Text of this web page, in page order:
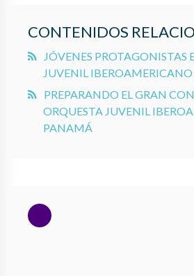
CONTENIDOS
JÓVENES PROTAGONISTAS
JUVENIL
PREPARANDO EL GRAN
ORQUESTA JUVENIL
PANAMÁ